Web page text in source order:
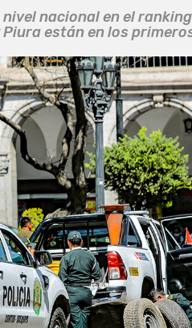
nacional en el
están en los